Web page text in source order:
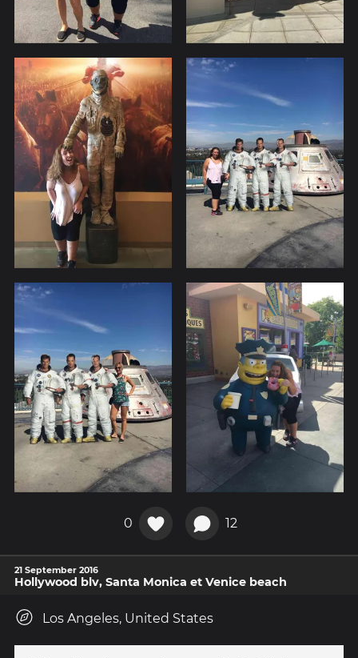
0 12
21 September 2016
Hollywood blv, Santa Monica et Venice beach
Los Angeles, United States